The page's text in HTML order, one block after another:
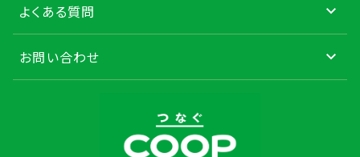
よくある質問
お問い合わせ